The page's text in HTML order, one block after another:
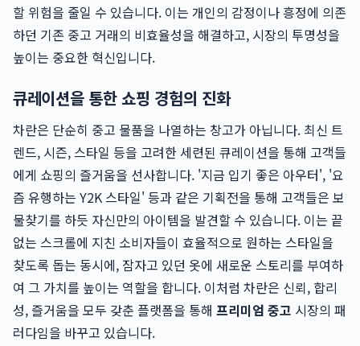
할 위험을 줄일 수 있습니다. 이는 개인의 감정이나 흥정에 의존
하던 기존 중고 거래의 비효율성을 해결하고, 시장의 투명성을
높이는 중요한 혁신입니다.
큐레이션을 통한 쇼핑 경험의 진화
차란은 단순히 중고 물품을 나열하는 창고가 아닙니다. 최신 트
렌드, 시즌, 스타일 등을 고려한 세련된 큐레이션을 통해 고객들
에게 쇼핑의 즐거움을 선사합니다. '지금 입기 좋은 아우터', '요
즘 유행하는 Y2K 스타일' 등과 같은 기획전을 통해 고객들은 보
물찾기를 하듯 자신만의 아이템을 발견할 수 있습니다. 이는 끝
없는 스크롤에 지친 소비자들이 효율적으로 원하는 스타일을
찾도록 돕는 동시에, 잠자고 있던 옷에 새로운 스토리를 부여하
여 그 가치를 높이는 역할을 합니다. 이처럼 차란은 신뢰, 합리
성, 즐거움을 모두 갖춘 플랫폼을 통해 프리미엄 중고 시장의 패
러다임을 바꾸고 있습니다.